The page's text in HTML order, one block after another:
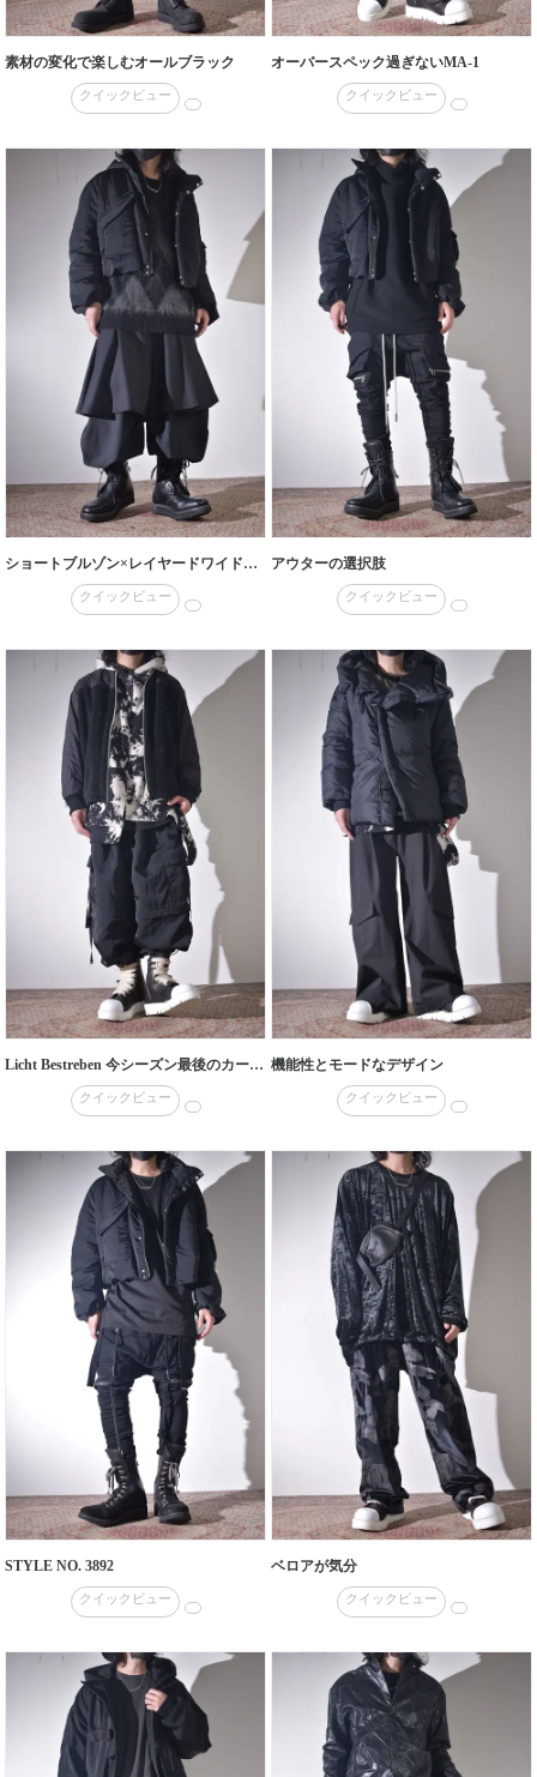
素材の変化で楽しむオールブラック
クイックビュー
オーバースペック過ぎないMA-1
クイックビュー
ショートブルゾン×レイヤードワイドサルエル
クイックビュー
アウターの選択肢
クイックビュー
Licht Bestreben 今シーズン最後のカーゴパンツ
クイックビュー
機能性とモードなデザイン
クイックビュー
STYLE NO. 3892
クイックビュー
ベロアが気分
クイックビュー